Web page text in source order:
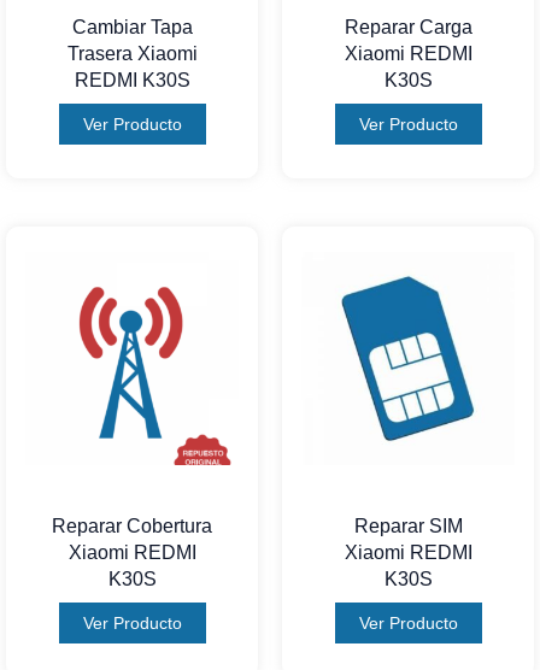
Cambiar Tapa
Trasera Xiaomi
REDMI K30S
Ver Producto
Reparar Carga
Xiaomi REDMI
K30S
Ver Producto
Reparar Cobertura
Xiaomi REDMI
K30S
Ver Producto
Reparar SIM
Xiaomi REDMI
K30S
Ver Producto